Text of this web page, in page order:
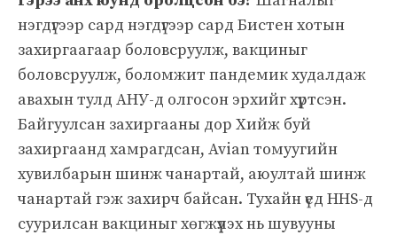
нэгдүгээр сард нэгдүгээр сард Бистен хотын
захиргаагаар боловсруулж, вакциныг
боловсруулж, боломжит пандемик худалдаж
авахын тулд АНУ-д олгосон эрхийг хүртсэн.
Байгуулсан захиргааны дор Хийж буй
захиргаанд хамрагдсан, Avian томуугийн
хувилбарын шинж чанартай, аюултай шинж
чанартай гэж захирч байсан. Тухайн үед HHS-д
суурилсан вакциныг хөгжүүлэх нь шувууны